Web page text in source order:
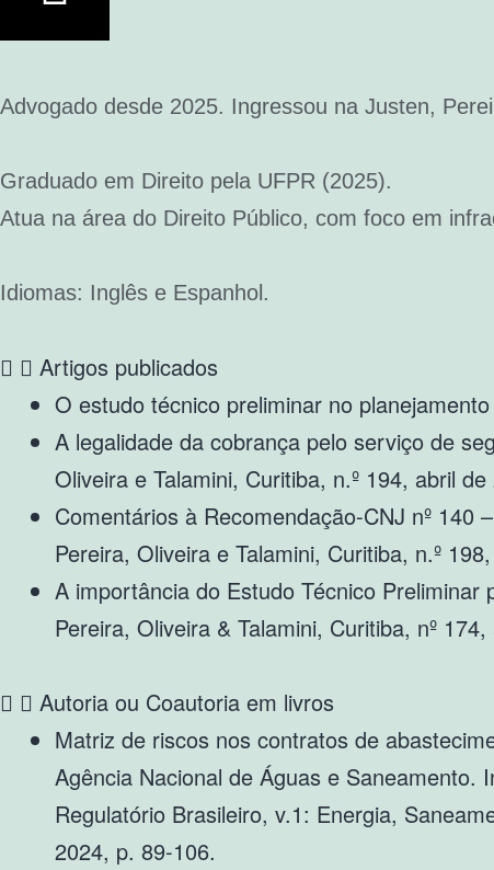
Advogado desde 2025. Ingressou na Justen,
Graduado em Direito pela UFPR (2025).
Atua na área do Direito Público, com foco em
Idiomas: Inglês e Espanhol.
Artigos publicados
O estudo técnico preliminar no
A legalidade da cobrança pelo serviço de
Oliveira e Talamini, Curitiba, n.º 194, abril
Comentários à Recomendação-CNJ nº
Pereira, Oliveira e Talamini, Curitiba, n.º
A importância do Estudo Técnico
Pereira, Oliveira & Talamini, Curitiba, nº
Autoria ou Coautoria em livros
Matriz de riscos nos contratos de
Agência Nacional de Águas e
Regulatório Brasileiro, v.1: Energia,
2024, p. 89-106.